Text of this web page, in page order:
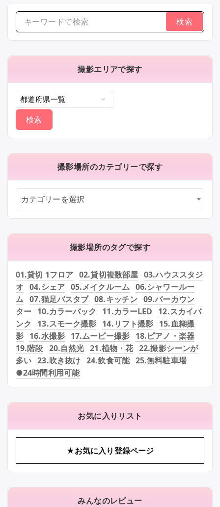
撮影エリアで探す
撮影場所のカテゴリーで探す
カテゴリーを選択
撮影場所のタグで探す
01.貸切 1フロア 02.貸切複数部屋 03.ハウススタジ
オ
04.シェア 05.メイクルーム 06.シャワールー
ム 07.猫足バスタブ 08.キッチン 09.バーカウン
ター 10.カラーバック 11.カラーLED
12.スカイバ
ンク
13.スモーク撮影 14.リフト撮影 15.血糊撮
影 16.水撮影 17.ムービー撮影 18.ピアノ・楽器
19.階段 20.自然光 21.植物・花 22.撮影シーンが
多い 23.吹き抜け 24.飲食可能 25.無料駐車場
●24時間利用可能
お気に入りリスト
★お気に入り登録ページ
みんなのレビュー